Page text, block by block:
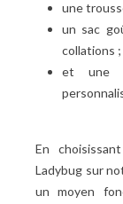
une
un sac
collations ;
et une
En
Ladybug sur
un moyen